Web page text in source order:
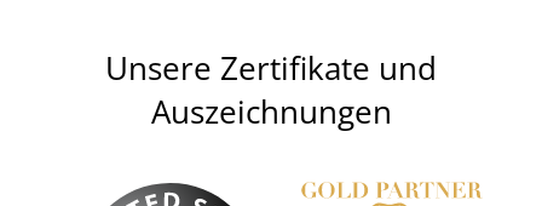
Unsere Zertifikate und
Auszeichnungen